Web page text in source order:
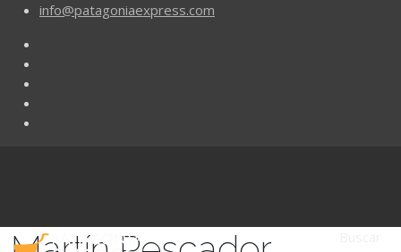
info@patagoniaexpress.com